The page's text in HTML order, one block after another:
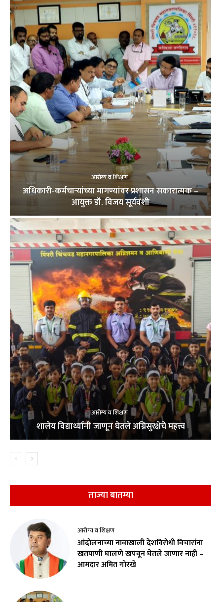
आरोग्य व शिक्षण
अधिकारी-कर्मचाऱ्यांच्या मागण्यांवर प्रशासन सकारात्मक –
आयुक्त डॉ. विजय सूर्यवंशी
आरोग्य व शिक्षण
शालेय विद्यार्थ्यांनी जाणून घेतले अग्निसुरक्षेचे महत्त्व
ताज्या बातम्या
आरोग्य व शिक्षण
आंदोलनाच्या नावाखाली देशविरोधी विचारांना
खतपाणी घालणे खपवून घेतले जाणार नाही –
आमदार अमित गोरखे